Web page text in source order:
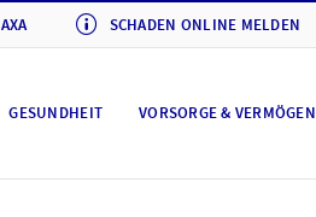
SCHADEN ONLINE MELDEN
GESUNDHEIT VORSORGE & VERMÖGEN